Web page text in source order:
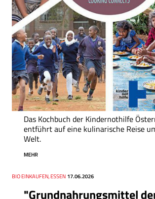
Das Kochbuch der Kindernothilfe
entführt auf eine kulinarische Reise
Welt.
MEHR
"Grundnahrungsmittel
Thema
BIO EINKAUFEN, ESSEN
Datum 17.06.2026